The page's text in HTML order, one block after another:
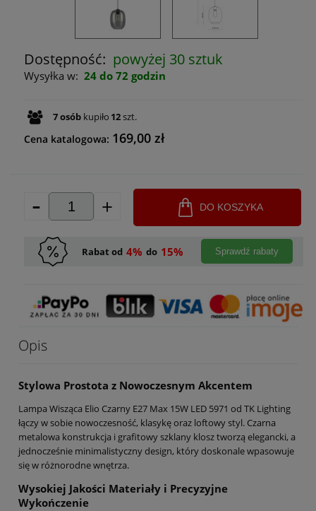
Dostępność: powyżej 30 sztuk
Wysyłka w: 24 do 72 godzin
7osób kupiło 12szt.
Cena katalogowa: 169,00 zł
- + DO KOSZYKA
Rabat od 4% do 15% Sprawdź rabaty
Opis
Stylowa Prostota z Nowoczesnym Akcentem
Lampa Wisząca Elio Czarny E27 Max 15W LED 5971 od TK Lighting
łączy w sobie nowoczesność, klasykę oraz loftowy styl. Czarna
metalowa konstrukcja i grafitowy szklany klosz tworzą elegancki, a
jednocześnie minimalistyczny design, który doskonale wpasowuje
się w różnorodne wnętrza.
Wysokiej Jakości Materiały i Precyzyjne
Wykończenie